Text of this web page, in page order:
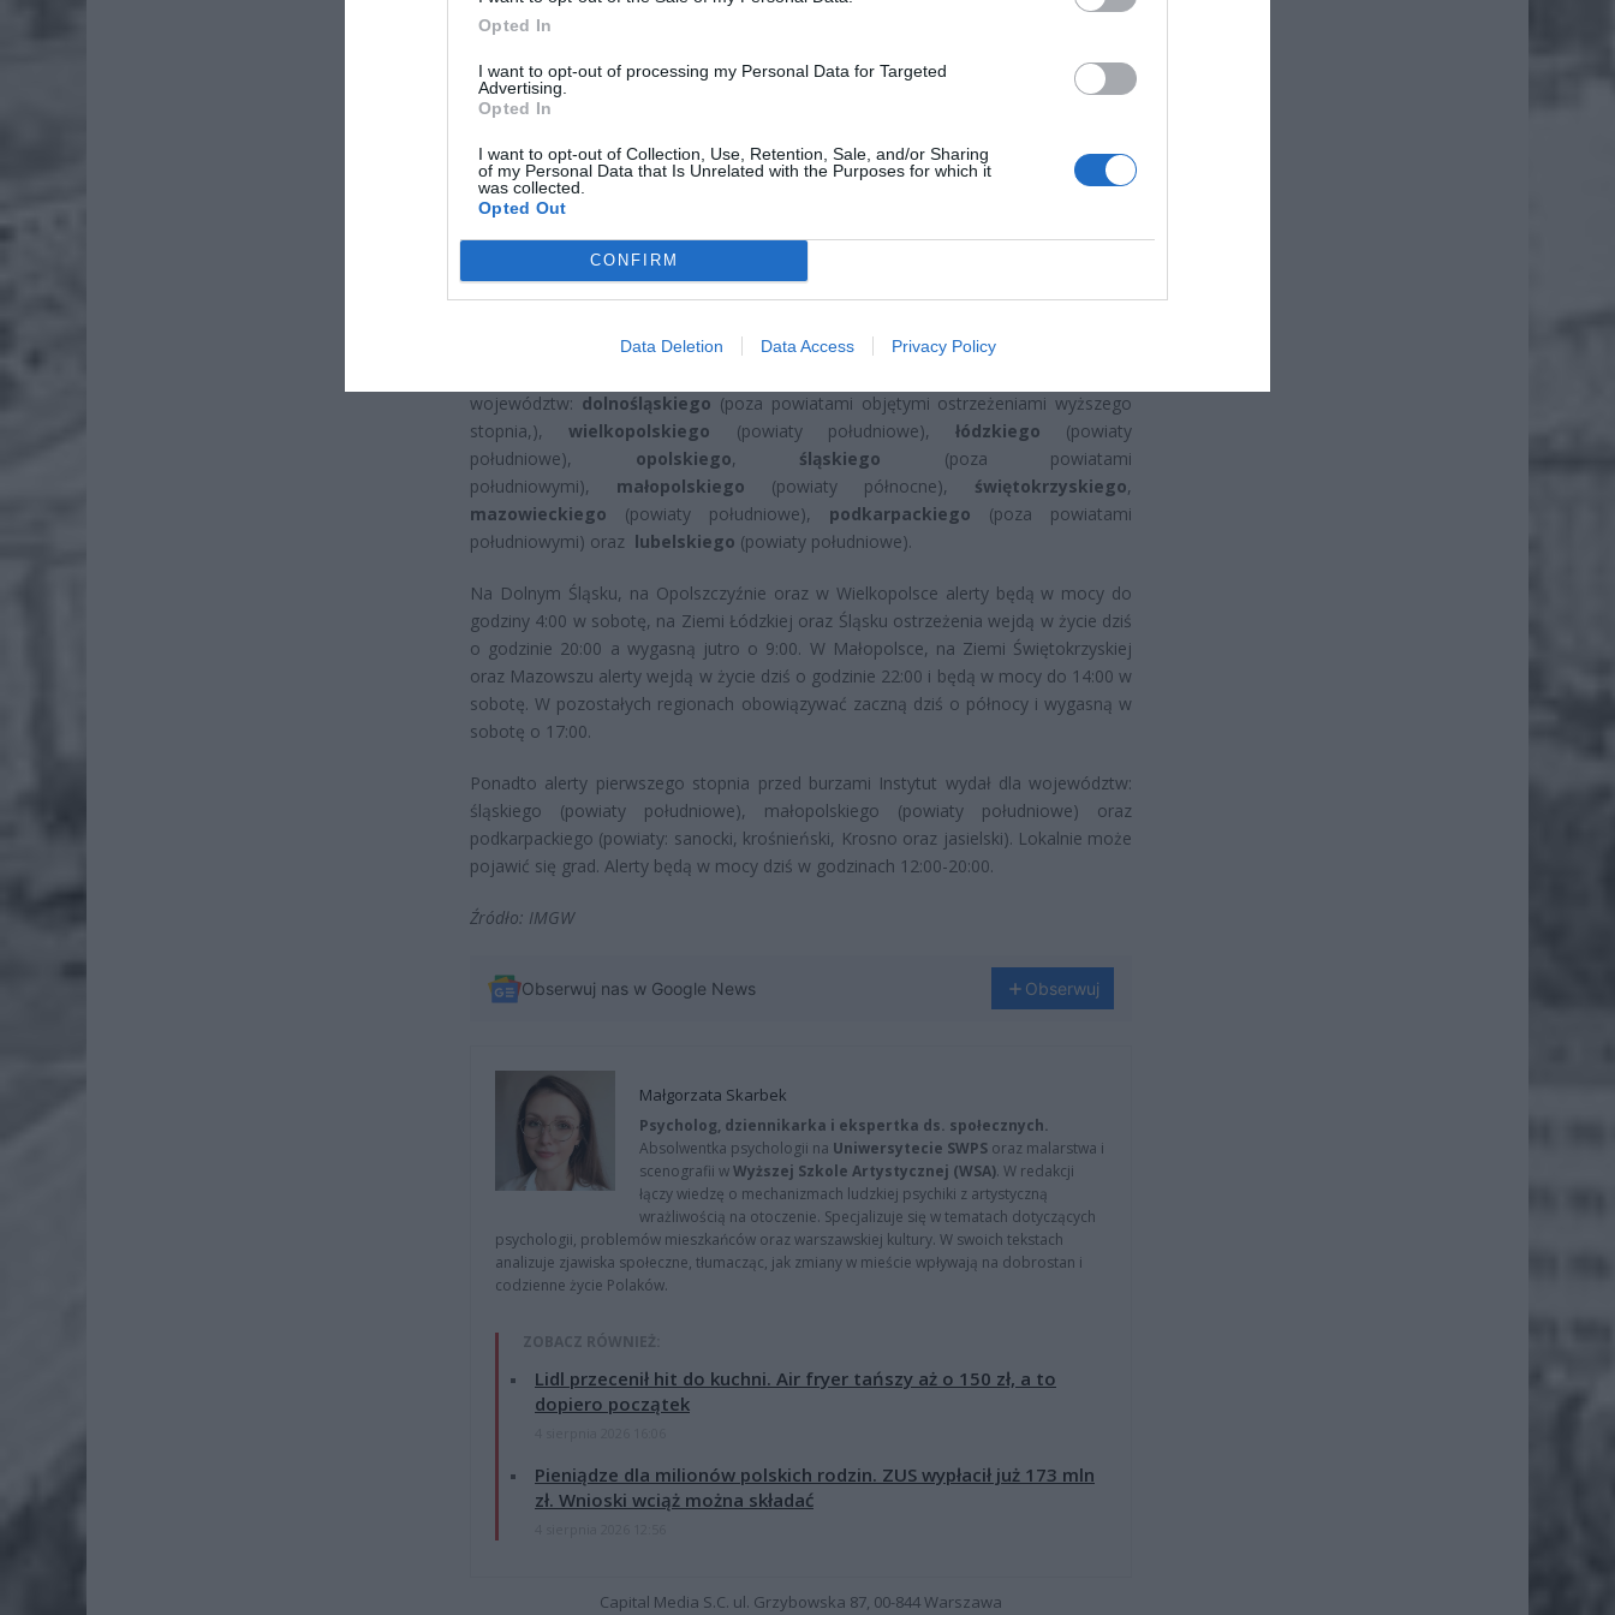
Opted In
I want to opt-out of processing my Personal Data for Targeted
Advertising.
Opted In
I want to opt-out of Collection, Use, Retention, Sale, and/or Sharing
of my Personal Data that Is Unrelated with the Purposes for which it
was collected.
Opted Out
CONFIRM
Data Deletion Data Access Privacy Policy
ad
województw: dolnośląskiego (poza powiatami objętymi ostrzeżeniami wyższego
stopnia,),wielkopolskiego (powiaty południowe),łódzkiego (powiaty
południowe), opolskiego, śląskiego (poza powiatami
południowymi), małopolskiego (powiaty północne), świętokrzyskiego,
mazowieckiego (powiaty południowe), podkarpackiego (poza powiatami
południowymi) oraz lubelskiego (powiaty południowe).
Na Dolnym Śląsku, na Opolszczyźnie oraz w Wielkopolsce alerty będą w mocy do
godziny 4:00 w sobotę, na Ziemi Łódzkiej oraz Śląsku ostrzeżenia wejdą w życie dziś
o godzinie 20:00 a wygasną jutro o 9:00. W Małopolsce, na Ziemi Świętokrzyskiej
oraz Mazowszu alerty wejdą w życie dziś o godzinie 22:00 i będą w mocy do 14:00 w
sobotę. W pozostałych regionach obowiązywać zaczną dziś o północy i wygasną w
sobotę o 17:00.
Ponadto alerty pierwszego stopnia przed burzami Instytut wydał dla województw:
śląskiego (powiaty południowe), małopolskiego (powiaty południowe) oraz
podkarpackiego (powiaty: sanocki, krośnieński, Krosno oraz jasielski). Lokalnie może
pojawić się grad. Alerty będą w mocy dziś w godzinach 12:00-20:00.
Źródło: IMGW
Obserwuj nas w Google News Obserwuj
Małgorzata Skarbek
Psycholog, dziennikarka i ekspertka ds. społecznych.
Absolwentka psychologii na Uniwersytecie SWPS oraz malarstwa i
scenografii wWyższej Szkole Artystycznej (WSA). W redakcji
łączy wiedzę o mechanizmach ludzkiej psychiki z artystyczną
wrażliwością na otoczenie. Specjalizuje się w tematach dotyczących
psychologii, problemów mieszkańców oraz warszawskiej kultury. W swoich tekstach
analizuje zjawiska społeczne, tłumacząc, jak zmiany w mieście wpływają na dobrostan i
codzienne życie Polaków.
ZOBACZ RÓWNIEŻ:
Lidl przecenił hit do kuchni. Air fryer tańszy aż o 150 zł, a to
dopiero początek
Pieniądze dla milionów polskich rodzin. ZUS wypłacił już 173 mln
zł. Wnioski wciąż można składać
Capital Media S.C. ul. Grzybowska 87, 00-844 Warszawa